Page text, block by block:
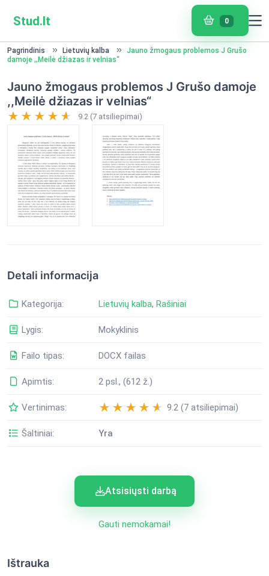
Stud.lt 0
Pagrindinis Lietuvių kalba
Jauno žmogaus problemos J Grušo
damoje ,,Meilė džiazas ir velnias“
Jauno žmogaus problemos J Grušo damoje
,,Meilė džiazas ir velnias“
9.2 (7 atsiliepimai)
Detali informacija
Kategorija: Lietuvių kalba, Rašiniai
Lygis: Mokyklinis
Failo tipas: DOCX failas
Apimtis: 2 psl., (612 ž.)
Vertinimas: 9.2 (7 atsiliepimai)
Šaltiniai: Yra
Atsisiųsti darbą
Gauti nemokamai!
Ištrauka